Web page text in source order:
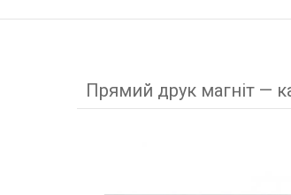
Прямий друк магніт —